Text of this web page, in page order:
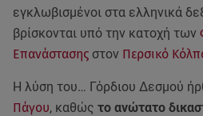
εγκλωβισμένοι στα ελληνικά
βρίσκονται υπό την κατοχή των
Επανάστασης στον Περσικό
Η λύση του… Γόρδιου Δεσμού
Πάγου, καθώς το ανώτατο